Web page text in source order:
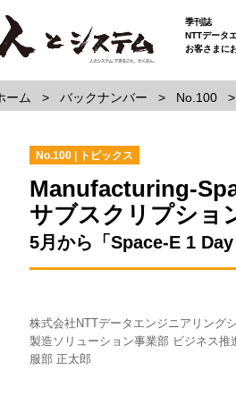
季刊誌
NTTデータ
お客さまに
ーム バックナンバー No.100
No.100 | トピックス
Manufacturing-
サブスクリプショ
5月から「Space-E 1
株式会社NTTデータエンジニアリング
製造ソリューション事業部 ビジネス推
服部 正太郎